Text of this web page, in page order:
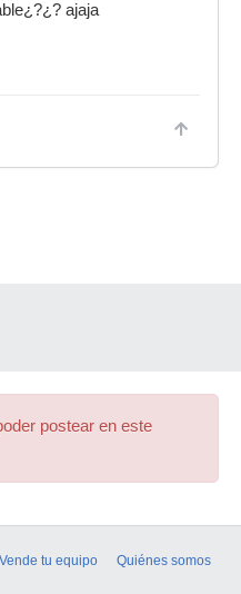
ajaja
postear en este
Vende tu equipo
Quiénes somos